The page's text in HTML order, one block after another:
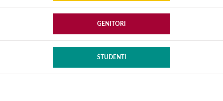
GENITORI
STUDENTI